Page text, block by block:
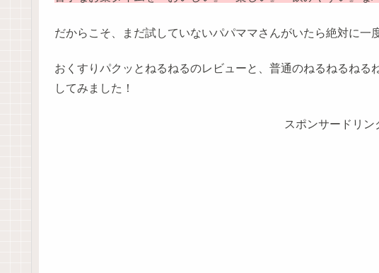
だからこそ、まだ試していないパパママさんがいたら絶対に一
おくすりパクッとねるねるのレビューと、普通のねるねるねる
してみました！
スポンサードリン